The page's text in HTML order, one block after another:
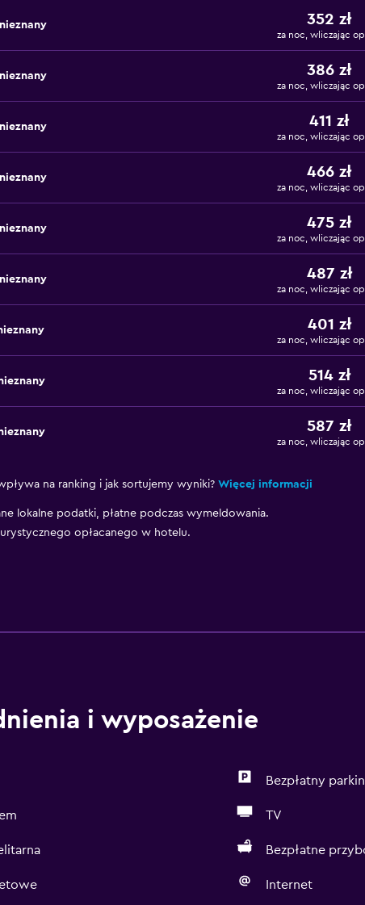
352 zł
za noc, wliczając
386 zł
za noc, wliczając
411 zł
za noc, wliczając
466 zł
za noc, wliczając
475 zł
za noc, wliczając
487 zł
za noc, wliczając
401 zł
za noc, wliczając
514 zł
za noc, wliczając
587 zł
za noc, wliczając
na ranking i jak sortujemy wyniki? Więcej informacji
lokalne podatki, płatne podczas wymeldowania.
opłacanego w hotelu.
i wyposażenie
Bezpłatny
TV
Bezpłatne
Internet